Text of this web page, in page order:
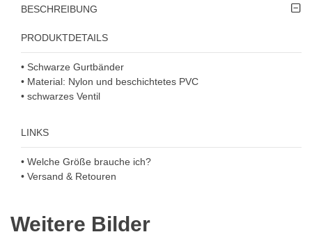
BESCHREIBUNG
PRODUKTDETAILS
• Schwarze Gurtbänder
• Material: Nylon und beschichtetes PVC
• schwarzes Ventil
LINKS
• Welche Größe brauche ich?
• Versand & Retouren
Weitere Bilder